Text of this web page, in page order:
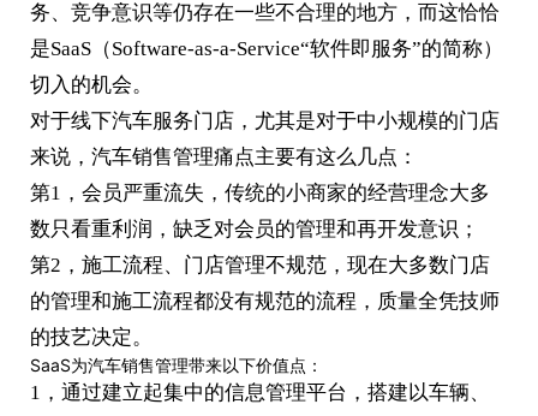
务、竞争意识等仍存在一些不合理的地方，而这恰恰
是SaaS（Software-as-a-Service“软件即服务”的简称）
切入的机会。
对于线下汽车服务门店，尤其是对于中小规模的门店
来说，汽车销售管理痛点主要有这么几点：
第1，会员严重流失，传统的小商家的经营理念大多
数只看重利润，缺乏对会员的管理和再开发意识；
第2，施工流程、门店管理不规范，现在大多数门店
的管理和施工流程都没有规范的流程，质量全凭技师
的技艺决定。
SaaS为汽车销售管理带来以下价值点：
1，通过建立起集中的信息管理平台，搭建以车辆、